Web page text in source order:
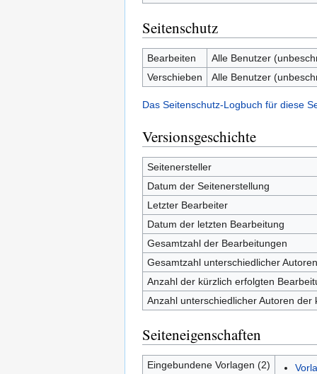
Seitenschutz
Bearbeiten
Alle Benutzer
Verschieben
Alle Benutzer
Das Seitenschutz-Logbuch für diese
Versionsgeschichte
Seitenersteller
Datum der Seitenerstellung
Letzter Bearbeiter
Datum der letzten Bearbeitung
Gesamtzahl der Bearbeitungen
Gesamtzahl unterschiedlicher Autoren
Anzahl der kürzlich erfolgten
Anzahl unterschiedlicher Autoren
Seiteneigenschaften
Eingebundene Vorlagen (2)